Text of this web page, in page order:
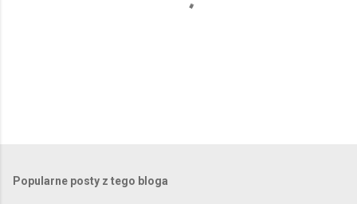
e
Popularne posty z tego bloga